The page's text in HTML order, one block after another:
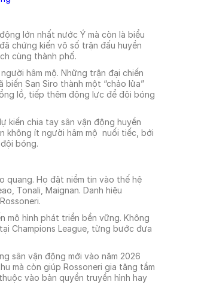
lớn nhất nước Ý mà còn là biểu
chứng kiến vô số trận đấu huyền
cùng thành phố.
hâm mộ. Những trận đại chiến
San Siro thành một “chảo lửa”
lồ, tiếp thêm động lực để đội bóng
kiến chia tay sân vận động huyền
không ít người hâm mộ nuối tiếc, bới
bóng.
quang. Họ đặt niềm tin vào thế hệ
Tonali, Maignan. Danh hiệu
mô hình phát triển bền vững. Không
Champions League, từng bước đưa
sân vận động mới vào năm 2026
mà còn giúp Rossoneri gia tăng tầm
vào bản quyền truyền hình hay